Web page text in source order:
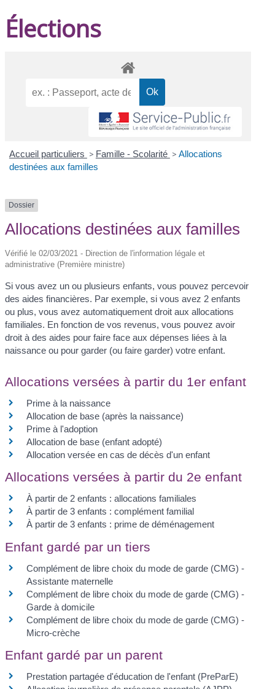
Élections
Accueil particuliers > Famille - Scolarité > Allocations
destinées aux familles
Dossier
Allocations destinées aux familles
Vérifié le 02/03/2021 - Direction de l'information légale et
administrative (Première ministre)
Si vous avez un ou plusieurs enfants, vous pouvez percevoir
des aides financières. Par exemple, si vous avez 2 enfants
ou plus, vous avez automatiquement droit aux allocations
familiales. En fonction de vos revenus, vous pouvez avoir
droit à des aides pour faire face aux dépenses liées à la
naissance ou pour garder (ou faire garder) votre enfant.
Allocations versées à partir du 1er enfant
Prime à la naissance
Allocation de base (après la naissance)
Prime à l'adoption
Allocation de base (enfant adopté)
Allocation versée en cas de décès d'un enfant
Allocations versées à partir du 2e enfant
À partir de 2 enfants : allocations familiales
À partir de 3 enfants : complément familial
À partir de 3 enfants : prime de déménagement
Enfant gardé par un tiers
Complément de libre choix du mode de garde (CMG) -
Assistante maternelle
Complément de libre choix du mode de garde (CMG) -
Garde à domicile
Complément de libre choix du mode de garde (CMG) -
Micro-crèche
Enfant gardé par un parent
Prestation partagée d'éducation de l'enfant (PreParE)